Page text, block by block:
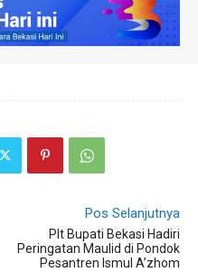
Pos Selanjutnya
Plt Bupati Bekasi Hadiri
Peringatan Maulid di Pondok
Pesantren Ismul A’zhom